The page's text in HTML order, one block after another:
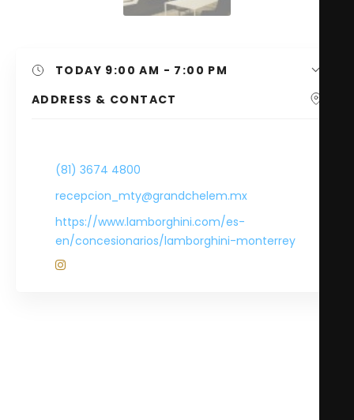
TODAY 9:00 AM - 7:00 PM
ADDRESS & CONTACT
(81) 3674 4800
recepcion_mty@grandchelem.mx
https://www.lamborghini.com/es-
en/concesionarios/lamborghini-monterrey